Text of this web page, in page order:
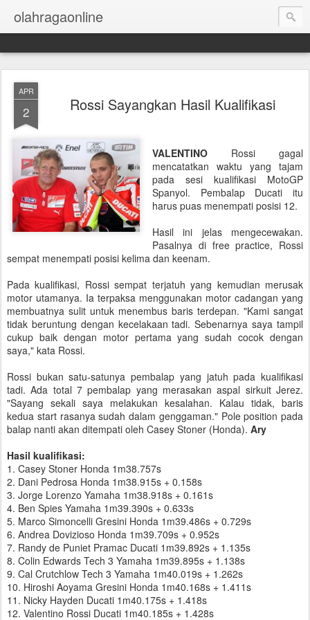
olahragaonline
APR
2 Rossi Sayangkan Hasil Kualifikasi
VALENTINO Rossi gagal
mencatatkan waktu yang tajam
pada sesi kualifikasi MotoGP
Spanyol. Pembalap Ducati itu
harus puas menempati posisi 12.
Hasil ini jelas mengecewakan.
Pasalnya di free practice, Rossi
sempat menempati posisi kelima dan keenam.
Pada kualifikasi, Rossi sempat terjatuh yang kemudian merusak
motor utamanya. Ia terpaksa menggunakan motor cadangan yang
membuatnya sulit untuk menembus baris terdepan. "Kami sangat
tidak beruntung dengan kecelakaan tadi. Sebenarnya saya tampil
cukup baik dengan motor pertama yang sudah cocok dengan
saya," kata Rossi.
Rossi bukan satu-satunya pembalap yang jatuh pada kualifikasi
tadi. Ada total 7 pembalap yang merasakan aspal sirkuit Jerez.
"Sayang sekali saya melakukan kesalahan. Kalau tidak, baris
kedua start rasanya sudah dalam genggaman." Pole position pada
balap nanti akan ditempati oleh Casey Stoner (Honda). Ary
Hasil kualifikasi:
1. Casey Stoner Honda 1m38.757s
2. Dani Pedrosa Honda 1m38.915s + 0.158s
3. Jorge Lorenzo Yamaha 1m38.918s + 0.161s
4. Ben Spies Yamaha 1m39.390s + 0.633s
5. Marco Simoncelli Gresini Honda 1m39.486s + 0.729s
6. Andrea Dovizioso Honda 1m39.709s + 0.952s
7. Randy de Puniet Pramac Ducati 1m39.892s + 1.135s
8. Colin Edwards Tech 3 Yamaha 1m39.895s + 1.138s
9. Cal Crutchlow Tech 3 Yamaha 1m40.019s + 1.262s
10. Hiroshi Aoyama Gresini Honda 1m40.168s + 1.411s
11. Nicky Hayden Ducati 1m40.175s + 1.418s
12. Valentino Rossi Ducati 1m40.185s + 1.428s